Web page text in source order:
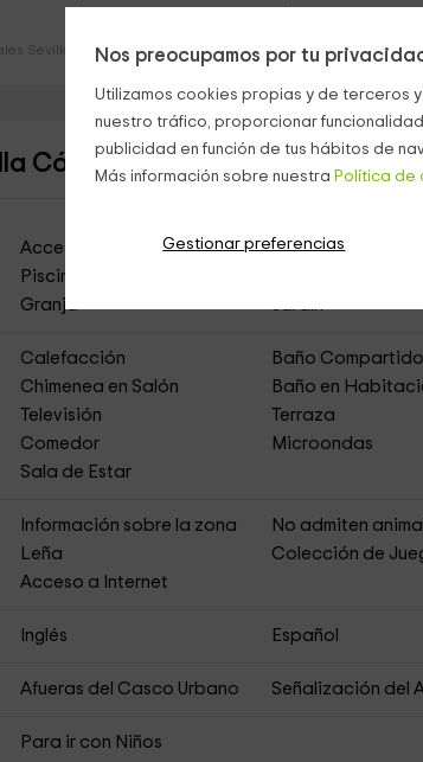
Nos preocupamos por tu
Utilizamos cookies propias y de terceros
nuestro tráfico, proporcionar
publicidad en función de tus hábitos de
Más información sobre nuestra Política de
Gestionar preferencias
Sevilla
Cómix- Huerta La Cansina(Casa
Acceso Asfaltado Muebles de Jardín
Piscina Exterior
Granja
Jardín
Calefacción Baño Compartido
Chimenea en Salón
Baño en
Televisión
Terraza
Comedor
Microondas
Sala de Estar
Información sobre la zona No admiten
Leña
Colección de
Acceso a Internet
Inglés Español
Afueras del Casco Urbano Señalización del
Para ir con Niños